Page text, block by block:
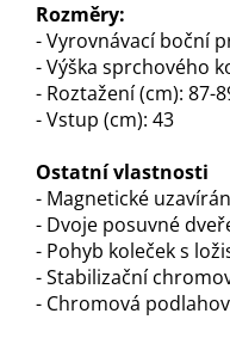
Rozměry:
- Vyrovnávací boční
- Výška sprchového
- Roztažení (cm): 87-
- Vstup (cm): 43
Ostatní vlastnosti
- Magnetické
- Dvoje posuvné
- Pohyb koleček s
- Stabilizační
- Chromová